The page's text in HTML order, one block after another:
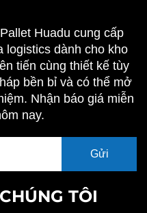
Huadu cung cấp
logistics dành cho kho
tiến cùng thiết kế tùy
bền bỉ và có thể mở
Nhận báo giá miễn
nay.
TÔI